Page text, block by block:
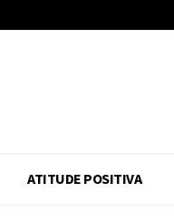
ATITUDE POSITIVA